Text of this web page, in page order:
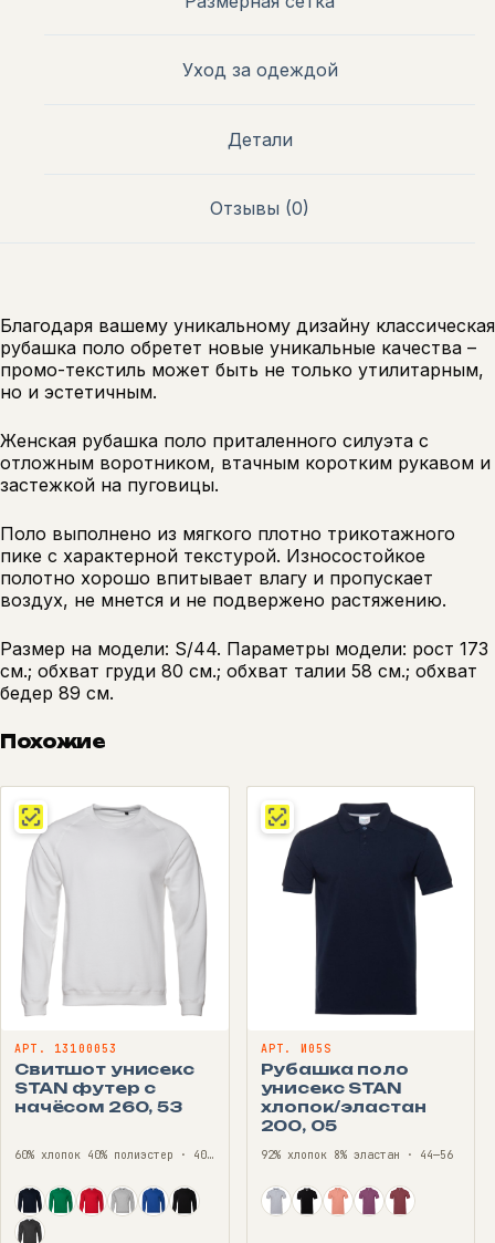
Уход за одеждой
Детали
Отзывы (0)
Благодаря вашему уникальному дизайну классическая
рубашка поло обретет новые уникальные качества –
промо-текстиль может быть не только утилитарным,
но и эстетичным.
Женская рубашка поло приталенного силуэта с
отложным воротником, втачным коротким рукавом и
застежкой на пуговицы.
Поло выполнено из мягкого плотно трикотажного
пике с характерной текстурой. Износостойкое
полотно хорошо впитывает влагу и пропускает
воздух, не мнется и не подвержено растяжению.
Размер на модели: S/44. Параметры модели: рост 173
см.; обхват груди 80 см.; обхват талии 58 см.; обхват
бедер 89 см.
Похожие
АРТ. 13100053
Свитшот унисекс
STAN футер с
начёсом 260, 53
60% хлопок 40% полиэстер · 40—56
АРТ. И05S
Рубашка поло
унисекс STAN
хлопок/эластан
200, 05
92% хлопок 8% эластан · 44—56